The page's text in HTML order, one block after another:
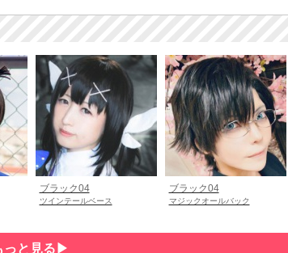
ブラック04
ツインテールベース
ブラック04
マジックオールバック